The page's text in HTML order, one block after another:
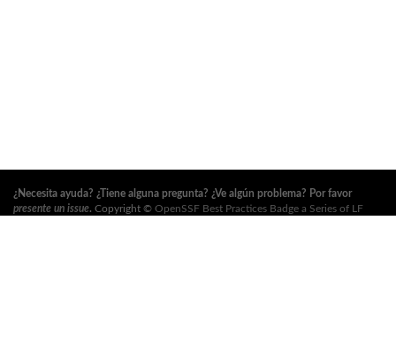
¿Necesita ayuda? ¿Tiene alguna pregunta? ¿Ve algún problema? Por favor
presente un issue. Copyright © OpenSSF Best Practices Badge a Series of LF